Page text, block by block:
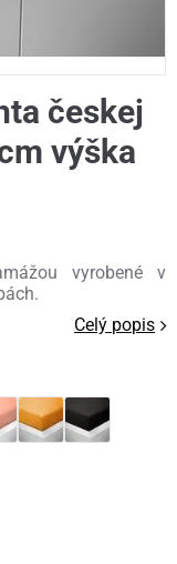
českej
výška
vyrobené v
Celý popis